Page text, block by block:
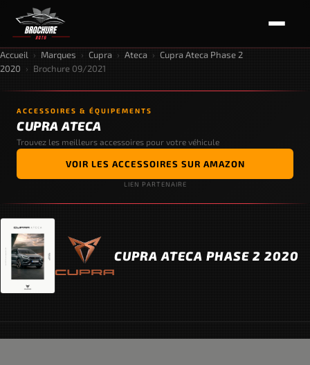
Accueil › Marques › Cupra › Ateca › Cupra Ateca Phase 2
2020 › Brochure 09/2021
ACCESSOIRES & ÉQUIPEMENTS
CUPRA ATECA
Trouvez les meilleurs accessoires pour votre véhicule
VOIR LES ACCESSOIRES SUR AMAZON
LIEN PARTENAIRE
CUPRA ATECA PHASE 2 2020